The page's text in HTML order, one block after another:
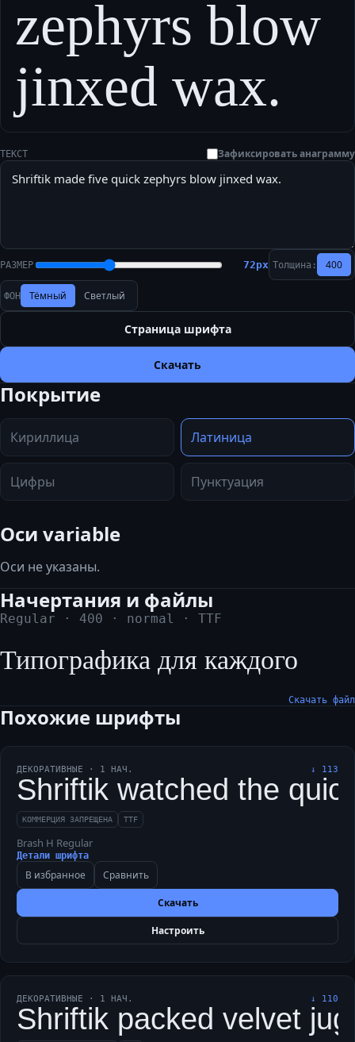
zephyrs blow
jinxed wax.
ТЕКСТ Зафиксировать анаграмму
РАЗМЕР 72px Толщина: 400
ФОН Тёмный Светлый
Страница шрифта
Скачать
Покрытие
Кириллица Латиница
Цифры Пунктуация
Оси variable
Оси не указаны.
Начертания и файлы
Regular · 400 · normal · TTF
Типографика для каждого
Скачать файл
Похожие шрифты
ДЕКОРАТИВНЫЕ · 1 НАЧ. ↓ 113
Shriftik watched the
КОММЕРЦИЯ ЗАПРЕЩЕНА TTF
Brash H Regular
Детали шрифта
В избранное Сравнить
Скачать
Настроить
ДЕКОРАТИВНЫЕ · 1 НАЧ. ↓ 110
Shriftik packed velvet